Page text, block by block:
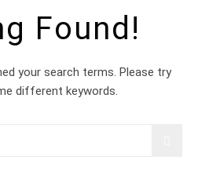
Found!
your search terms. Please try
different keywords.